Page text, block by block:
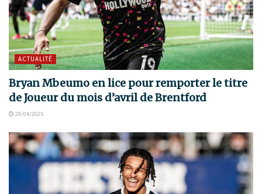
ACTUALITÉ
Bryan Mbeumo en lice pour remporter le titre
de Joueur du mois d’avril de Brentford
29/04/2025